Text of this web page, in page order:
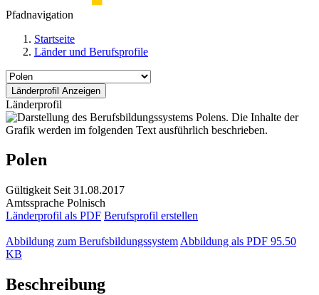
Pfadnavigation
Startseite
Länder und Berufsprofile
Länderprofil
Polen
Gültigkeit Seit 31.08.2017
Amtssprache Polnisch
Länderprofil als PDF Berufsprofil erstellen
Abbildung zum Berufsbildungssystem Abbildung als PDF 95.50
KB
Beschreibung